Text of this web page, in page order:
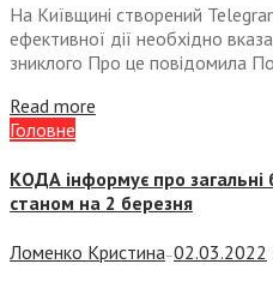
На Київщині створений
ефективної дії необхідно
зниклого Про це повідомила
Read more
Головне
КОДА інформує про загальні
станом на 2 березня
Ломенко Кристина—02.03.2022